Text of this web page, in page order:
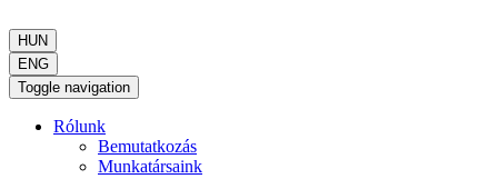
HUN
ENG
Toggle navigation
Rólunk
Bemutatkozás
Munkatársaink